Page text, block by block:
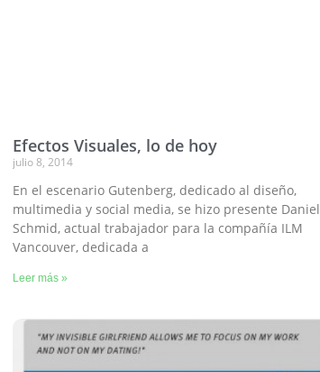
Efectos Visuales, lo de hoy
julio 8, 2014
En el escenario Gutenberg, dedicado al diseño,
multimedia y social media, se hizo presente Daniel
Schmid, actual trabajador para la compañía ILM
Vancouver, dedicada a
Leer más »